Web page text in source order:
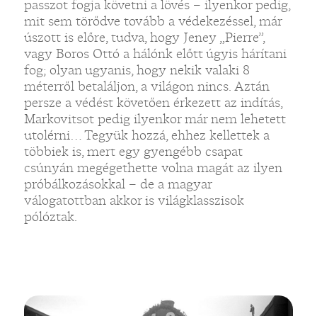
passzot fogja követni a lövés – ilyenkor pedig,
mit sem törődve tovább a védekezéssel, már
úszott is előre, tudva, hogy Jeney „Pierre”,
vagy Boros Ottó a hálónk előtt úgyis hárítani
fog; olyan ugyanis, hogy nekik valaki 8
méterről betaláljon, a világon nincs. Aztán
persze a védést követően érkezett az indítás,
Markovitsot pedig ilyenkor már nem lehetett
utolérni… Tegyük hozzá, ehhez kellettek a
többiek is, mert egy gyengébb csapat
csúnyán megégethette volna magát az ilyen
próbálkozásokkal – de a magyar
válogatottban akkor is világklasszisok
pólóztak.